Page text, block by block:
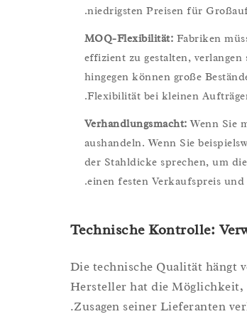
niedrigsten Preisen für
MOQ-Flexibilität: Fabriken
effizient zu gestalten,
hingegen können große
Flexibilität bei kleinen
Verhandlungsmacht: Wenn Sie
aushandeln. Wenn Sie
der Stahldicke sprechen, um
einen festen Verkaufspreis
Technische Kontrolle:
Die technische Qualität hängt
Hersteller hat die Möglichkeit,
Zusagen seiner Lieferanten